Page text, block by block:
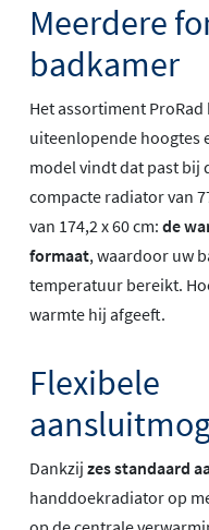
Meerdere
badkamer
Het assortiment
uiteenlopende hoogtes
model vindt dat past bij
compacte radiator van
van 174,2 x 60 cm: de
formaat, waardoor uw
temperatuur bereikt.
warmte hij afgeeft.
Flexibele
Dankzij zes standaard
handdoekradiator op